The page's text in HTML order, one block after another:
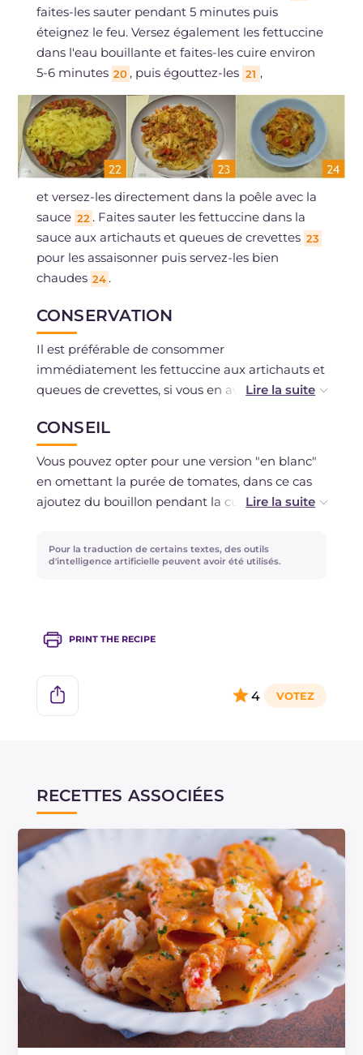
faites-les sauter pendant 5 minutes puis
éteignez le feu. Versez également les fettuccine
dans l'eau bouillante et faites-les cuire environ
5-6 minutes 20 , puis égouttez-les 21 ,
et versez-les directement dans la poêle avec la
sauce 22 . Faites sauter les fettuccine dans la
sauce aux artichauts et queues de crevettes 23
pour les assaisonner puis servez-les bien
chaudes 24 .
CONSERVATION
Il est préférable de consommer
immédiatement les fettuccine aux artichauts et
queues de crevettes, si vous en avez trop, vous
récipient hermétique pendant un jour. Vous
pouvez préparer à l'avance la sauce et la
conserver au réfrigérateur ou la congeler si vous
avez utilisé des ingrédients frais.
CONSEIL
Vous pouvez opter pour une version "en blanc"
en omettant la purée de tomates, dans ce cas
ajoutez du bouillon pendant la cuisson ou
les restes des crevettes.
Pour la traduction de certains textes, des outils
d'intelligence artificielle peuvent avoir été utilisés.
PRINT THE RECIPE
4
RECETTES ASSOCIÉES